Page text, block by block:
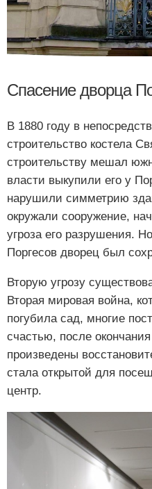
Спасение дворца
В 1880 году в
строительство костела
строительству мешал
власти выкупили его у
нарушили симметрию
окружали сооружение,
угроза его разрушения.
Поргесов дворец был
Вторую угрозу
Вторая мировая война,
погубила сад, многие
счастью, после
произведены
стала открытой для
центр.